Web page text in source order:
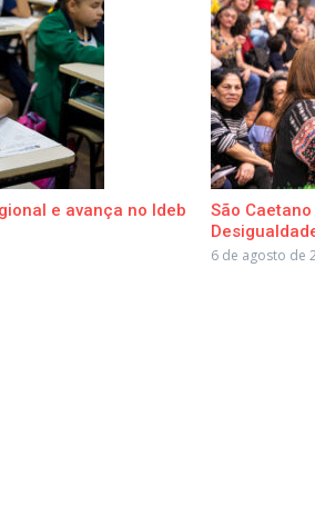
e avança no Ideb
São
6 de agosto de